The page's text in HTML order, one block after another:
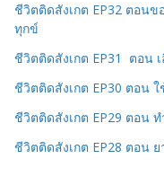
ชีวิตติดสังเกต EP32 ตอนข
ทุกข์
ชีวิตติดสังเกต EP31 ตอน
ชีวิตติดสังเกต EP30 ตอน
ชีวิตติดสังเกต EP29 ตอน
ชีวิตติดสังเกต EP28 ตอน